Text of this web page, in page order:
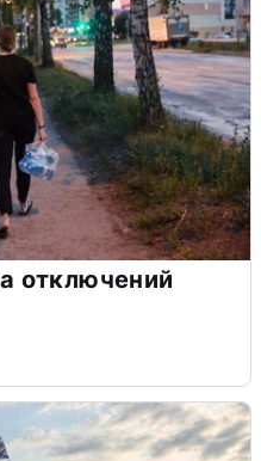
отключений